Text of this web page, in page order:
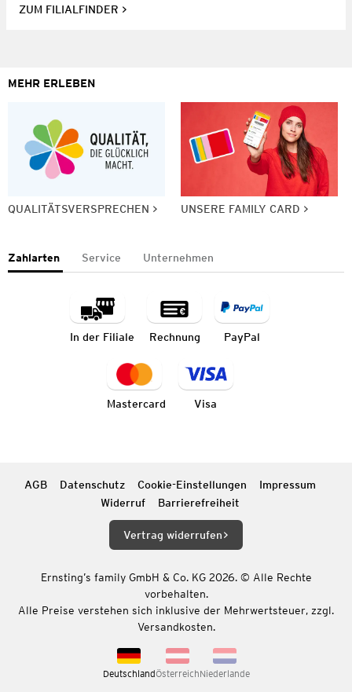
ZUM FILIALFINDER
MEHR ERLEBEN
QUALITÄTSVERSPRECHEN UNSERE FAMILY CARD
Zahlarten Service Unternehmen
In der Filiale Rechnung PayPal
Mastercard Visa
AGB Datenschutz Cookie-Einstellungen
Impressum
Widerruf
Barrierefreiheit
Vertrag widerrufen
Ernsting’s family GmbH & Co. KG 2026. © Alle Rechte
vorbehalten.
Alle Preise verstehen sich inklusive der Mehrwertsteuer, zzgl.
Versandkosten.
DeutschlandÖsterreichNiederlande